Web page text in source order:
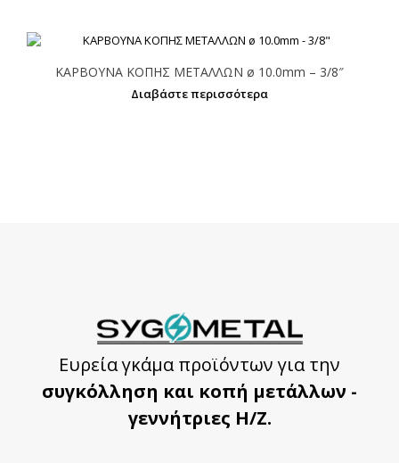
ΚΑΡΒΟΥΝΑ ΚΟΠΗΣ ΜΕΤΑΛΛΩΝ ø 10.0mm – 3/8″
Διαβάστε περισσότερα
Ευρεία γκάμα προϊόντων για την
συγκόλληση και κοπή μετάλλων -
γεννήτριες Η/Ζ.